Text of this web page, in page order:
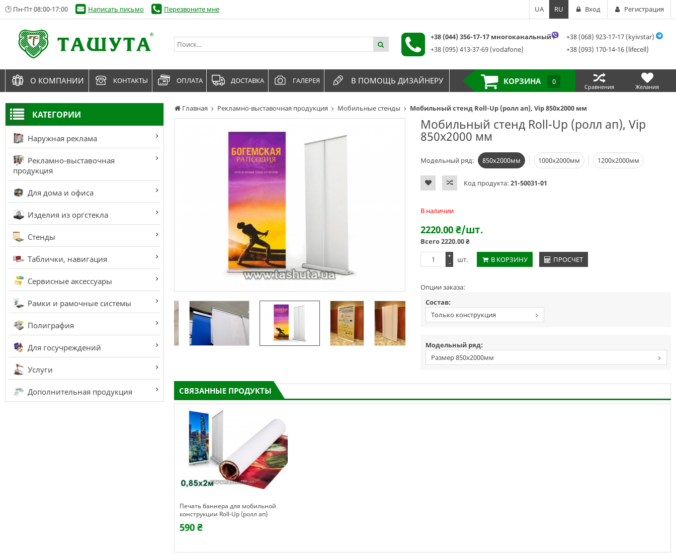
КАТЕГОРИИ
Наружная реклама
Рекламно-выставочная
продукция
Для дома и офиса
Изделия из оргстекла
Стенды
Таблички, навигация
Сервисные аксессуары
Рамки и рамочные системы
Полиграфия
Для госучреждений
Услуги
Дополнительная продукция
Главная Рекламно-выставочная продукция Мобильные стенды Мобильный стенд Roll-Up (ролл ап), Vip 850x2000 мм
Мобильный стенд Roll-Up (ролл ап), Vip
850x2000 мм
Модельный ряд: 850х2000мм 1000х2000мм 1200х2000мм
Код продукта: 21-50031-01
В наличии
2220.00₴/шт.
Всего2220.00₴
+
-
шт. В КОРЗИНУ ПРОСЧЕТ
Опции заказа:
Состав:
Только конструкция
Модельный ряд:
Размер 850х2000мм
СВЯЗАННЫЕ ПРОДУКТЫ
Печать баннера для мобильной
конструкции Roll-Up (ролл ап)
0,85х2м
590 ₴
🕑 Пн-Пт 08:00-17:00 Написать письмо Перезвоните мне UA RU Вход Регистрация
+38 (044) 356-17-17 многоканальный
+38 (095) 413-37-69 (vodafone)
+38 (068) 923-17-17 (kyivstar)
+38 (093) 170-14-16 (lifecell)
О КОМПАНИИ КОНТАКТЫ ОПЛАТА ДОСТАВКА ГАЛЕРЕЯ В ПОМОЩЬ ДИЗАЙНЕРУ КОРЗИНА 0
Сравнения Желания